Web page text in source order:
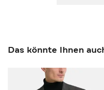
Das könnte Ihnen